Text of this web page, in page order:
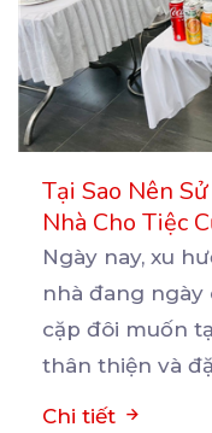
Tại Sao Nên
Nhà Cho Tiệc
Ngày nay, xu
nhà đang ngày
cặp đôi muốn
thân thiện và
Chi tiết